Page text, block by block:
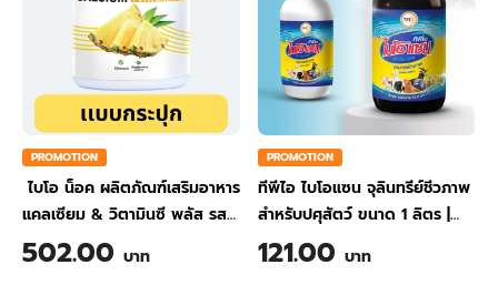
PROMOTION
ไบโอ น็อค ผลิตภัณฑ์เสริมอาหาร
แคลเซียม & วิตามินซี พลัส รส
สับปะรด ขนาด 200 กรัม
502.00 บาท
PROMOTION
ทีพีไอ ไบโอแซน จุลินทรีย์ชีวภาพ
สำหรับปศุสัตว์ ขนาด 1 ลิตร
TPI BIO-SAN Organic
Wastewater Treatment for
121.00 บาท